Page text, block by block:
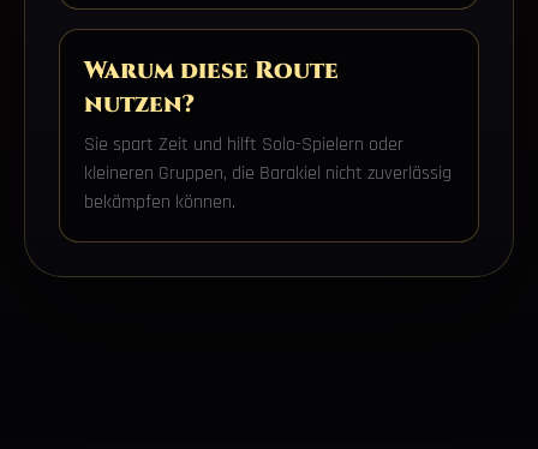
Warum diese Route
nutzen?
Sie spart Zeit und hilft Solo-Spielern oder
kleineren Gruppen, die Barakiel nicht zuverlässig
bekämpfen können.